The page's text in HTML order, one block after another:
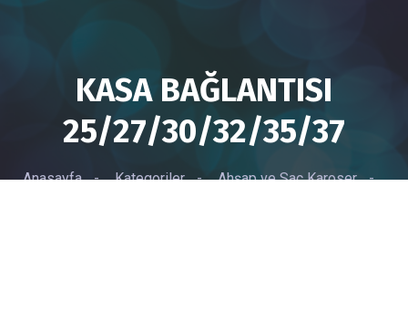
KASA BAĞLANTISI
25/27/30/32/35/37
Anasayfa - Kategoriler - Ahşap ve Sac Karoser
-